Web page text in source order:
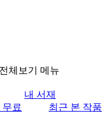
전체보기 메뉴
료
내 서재
최근 본 작품